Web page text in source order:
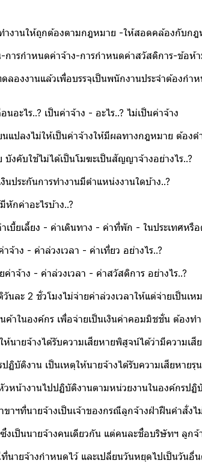
งานให้ถูกต้องตามกฎหมาย -ให้สอดคล้องกับกฎห
รกำหนดค่าจ้าง-การกำหนดค่าสวัสดิการ-ข้อห้า
งงานแล้วเพื่อบรรจุเป็นพนักงานประจำต้องกำ
ะไร..? เป็นค่าจ้าง - อะไร..? ไม่เป็นค่าจ้าง
ปลงไม่ให้เป็นค่าจ้างให้มีผลทางกฎหมาย ต้องดำ
บใช้ไม่ได้เป็นโมฆะเป็นสัญญาจ้างอย่างไร..?
ประกันการทำงานมีตำแหน่งงานใดบ้าง..?
กค่าอะไรบ้าง..?
ยเลี้ยง - ค่าเดินทาง - ค่าที่พัก - ในประเทศหรือ
าง - ค่าล่วงเวลา - ค่าเที่ยว อย่างไร..?
จ้าง - ค่าล่วงเวลา - ค่าสวัสดิการ อย่างไร..?
ละ 2 ชั่วโมงไม่จ่ายค่าล่วงเวลาให้แต่จ่ายเป็นเห
าในองค์กร เพื่อจ่ายเป็นเงินค่าคอมมิชชั่น ต้องทำ
ายจ้างได้รับความเสียหายพิสูจน์ได้ว่ามีความเสี
บัติงาน เป็นเหตุให้นายจ้างได้รับความเสียหายรุน
หน้างานไปปฏิบัติงานตามหน่วยงานในองค์กรป
าฯที่นายจ้างเป็นเจ้าของกรณีลูกจ้างฝ่าฝืนคำสั่งไ
เป็นนายจ้างคนเดียวกัน แต่คนละชื่อบริษัทฯ ลูกจ้
ายจ้างกำหนดไว้ และเปลี่ยนวันหยุดไปเป็นวันอื่น